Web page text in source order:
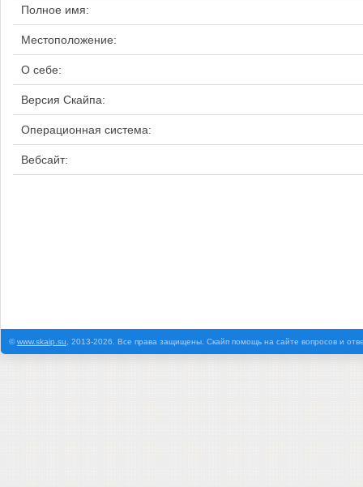
Полное имя:
Местоположение:
О себе:
Версия Скайпа:
Операционная система:
Вебсайт:
©www.skaip.su , 2013-2026. Все права защищены. Скайп помощь на сайте вопросов и